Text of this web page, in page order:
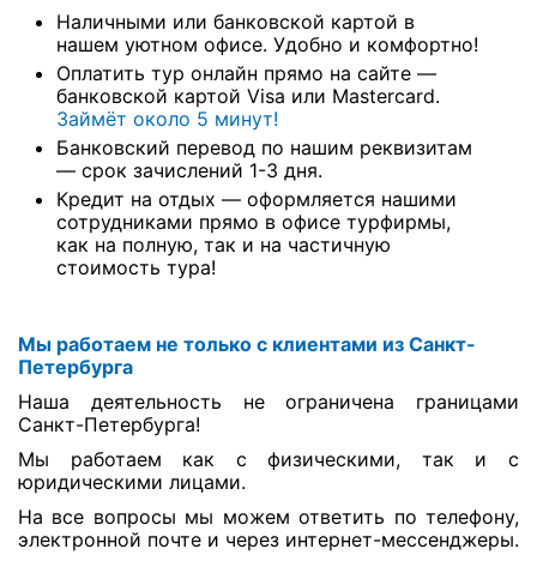
Наличными или банковской картой в
нашем уютном офисе. Удобно и комфортно!
Оплатить тур онлайн прямо на сайте —
банковской картой Visa или Mastercard.
Займёт около 5 минут!
Банковский перевод по нашим реквизитам
— срок зачислений 1-3 дня.
Кредит на отдых — оформляется нашими
сотрудниками прямо в офисе турфирмы,
как на полную, так и на частичную
стоимость тура!
Мы работаем не только с клиентами из Санкт-
Петербурга
Наша деятельность не ограничена границами
Санкт-Петербурга!
Мы работаем как с физическими, так и с
юридическими лицами.
На все вопросы мы можем ответить по телефону,
электронной почте и через интернет-мессенджеры.